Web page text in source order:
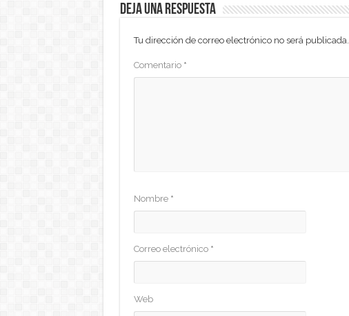
Deja una respuesta
Tu dirección de correo electrónico no será publicada.
Comentario *
Nombre *
Correo electrónico *
Web